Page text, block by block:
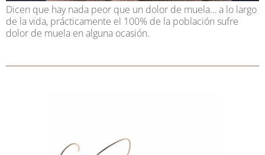
Dicen que hay nada peor que un dolor de muela… a lo largo
de la vida, prácticamente el 100% de la población sufre
dolor de muela en alguna ocasión.